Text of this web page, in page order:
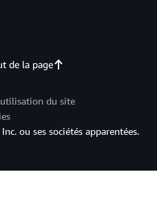
de la page
du site
ou ses sociétés apparentées.